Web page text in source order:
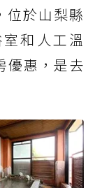
位於山梨縣
和人工溫
優惠，是去